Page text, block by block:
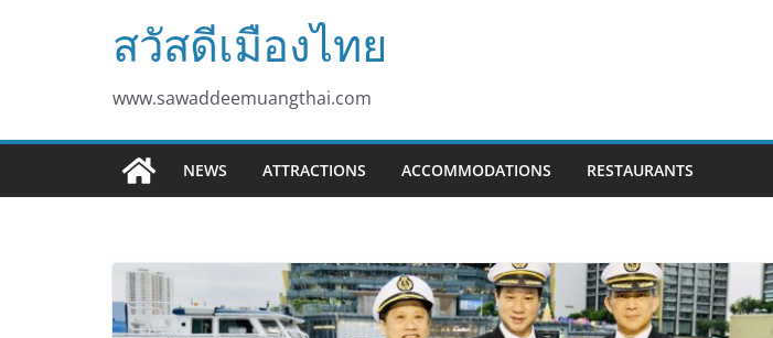
สวัสดีเมืองไทย
www.sawaddeemuangthai.com
NEWS ATTRACTIONS ACCOMMODATIONS RESTAURANTS